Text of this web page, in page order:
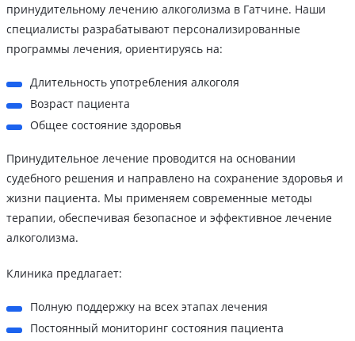
принудительному лечению алкоголизма в Гатчине. Наши
специалисты разрабатывают персонализированные
программы лечения, ориентируясь на:
Длительность употребления алкоголя
Возраст пациента
Общее состояние здоровья
Принудительное лечение проводится на основании
судебного решения и направлено на сохранение здоровья и
жизни пациента. Мы применяем современные методы
терапии, обеспечивая безопасное и эффективное лечение
алкоголизма.
Клиника предлагает:
Полную поддержку на всех этапах лечения
Постоянный мониторинг состояния пациента